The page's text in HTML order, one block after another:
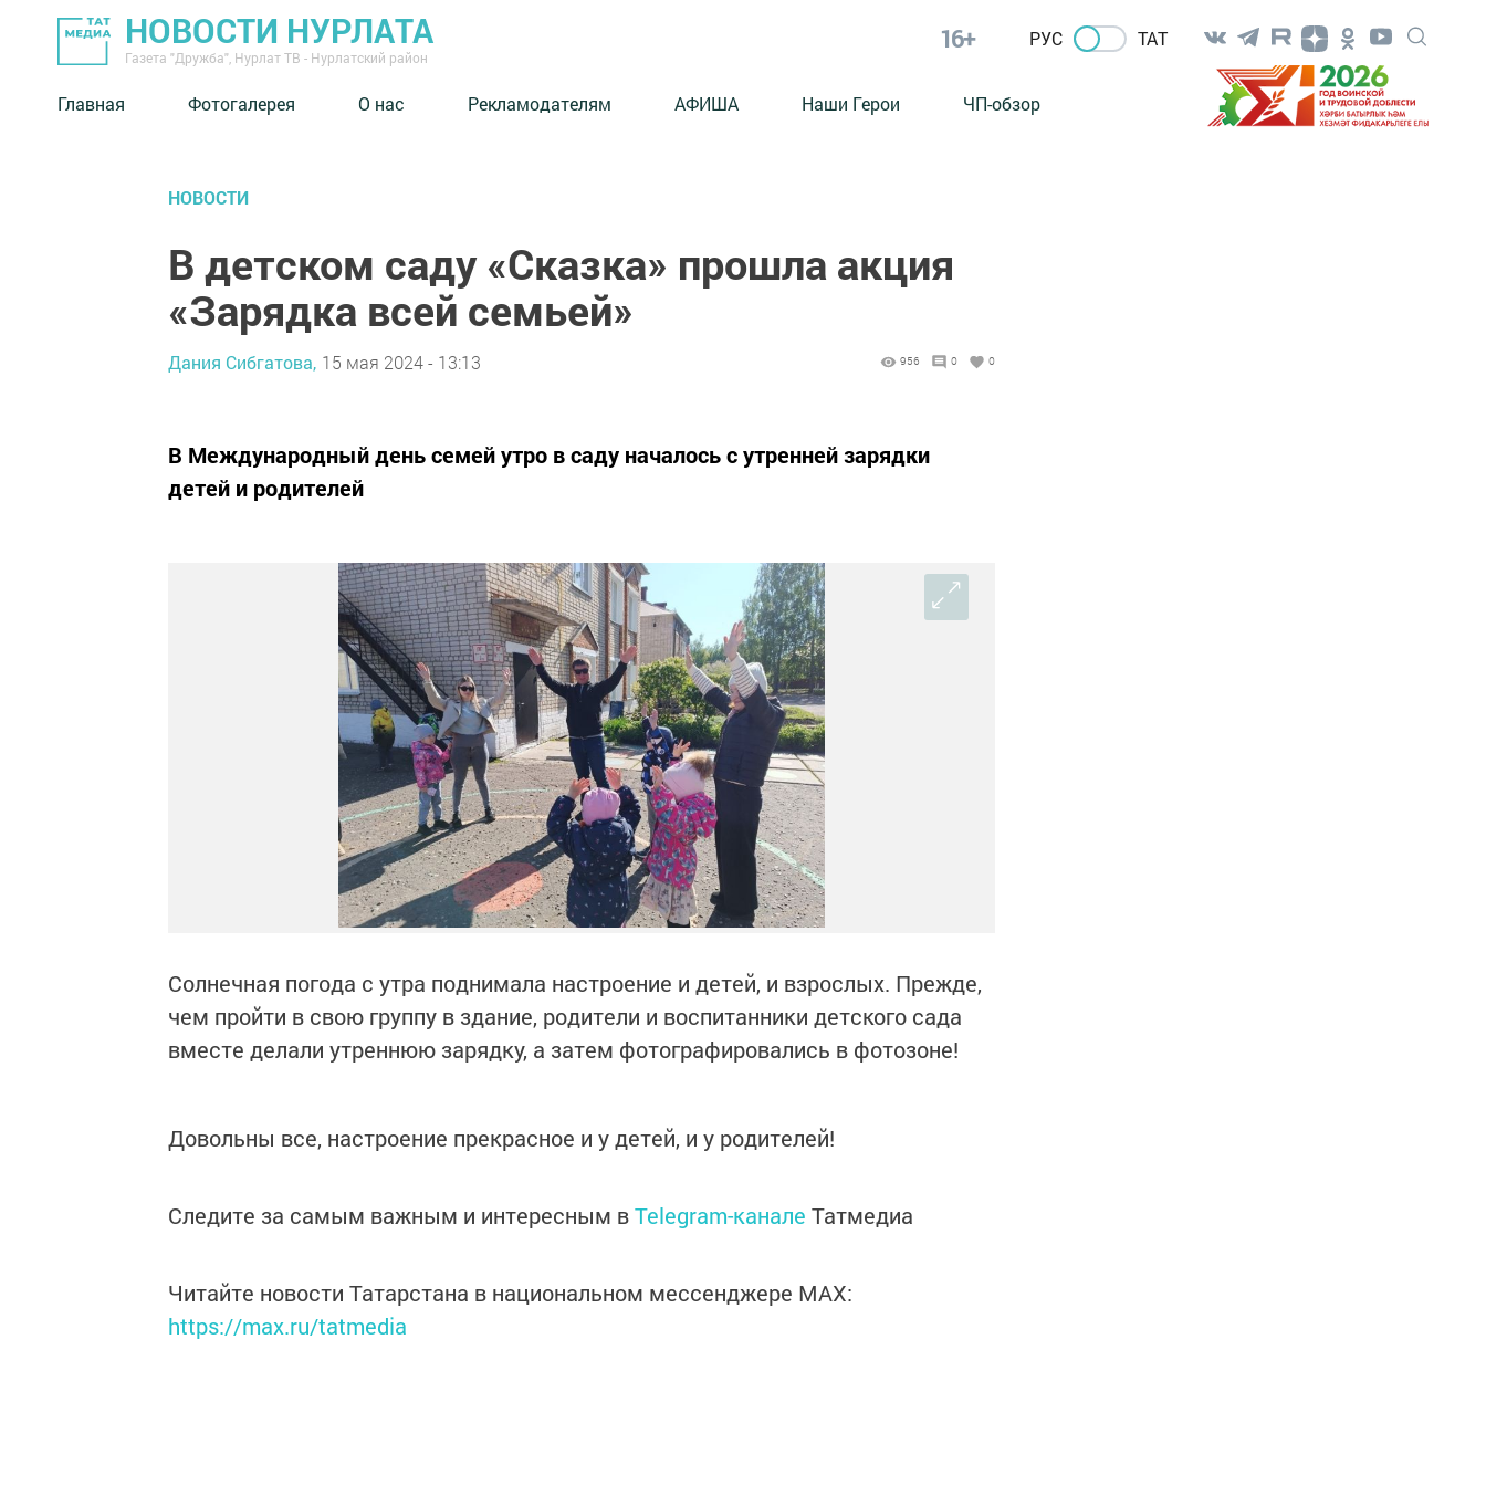
НОВОСТИ НУРЛАТА
Газета "Дружба", Нурлат ТВ - Нурлатский район
16+ РУС ТАТ
Главная Фотогалерея О нас Рекламодателям АФИША Наши Герои ЧП-обзор
НОВОСТИ
В детском саду «Сказка» прошла акция
«Зарядка всей семьей»
Дания Сибгатова, 15 мая 2024 - 13:13 956 0 0
В Международный день семей утро в саду началось с утренней зарядки
детей и родителей
Солнечная погода с утра поднимала настроение и детей, и взрослых. Прежде,
чем пройти в свою группу в здание, родители и воспитанники детского сада
вместе делали утреннюю зарядку, а затем фотографировались в фотозоне!
Довольны все, настроение прекрасное и у детей, и у родителей!
Следите за самым важным и интересным вTelegram-канале Татмедиа
Читайте новости Татарстана в национальном мессенджере MАХ:
https://max.ru/tatmedia